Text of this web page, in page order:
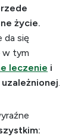
życie.
da się
w tym
leczenie i
.